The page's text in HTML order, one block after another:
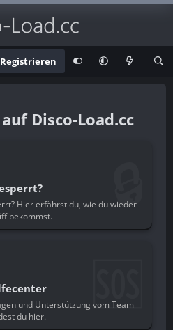
Registrieren
Disco-Load.cc
Hier erfährst du, wie du wieder
bekommst.
🔒
und Unterstützung vom Team
du hier.
🆘